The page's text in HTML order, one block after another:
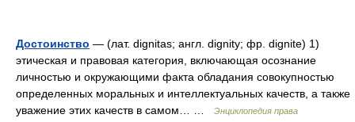
Достоинство — (лат. dignitas; англ. dignity; фр. dignite) 1)
этическая и правовая категория, включающая осознание
личностью и окружающими факта обладания совокупностью
определенных моральных и интеллектуальных качеств, а также
уважение этих качеств в самом… …
Энциклопедия права